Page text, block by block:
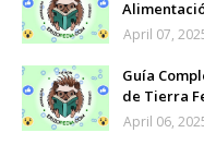
April 07,
Guía
de Tierra
April 06,